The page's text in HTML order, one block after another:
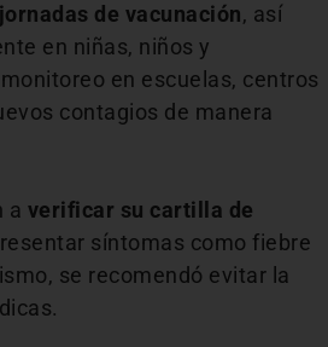
jornadas de vacunación, así
en niñas, niños y
en escuelas, centros
contagios de manera
a verificar su cartilla de
síntomas como fiebre
se recomendó evitar la